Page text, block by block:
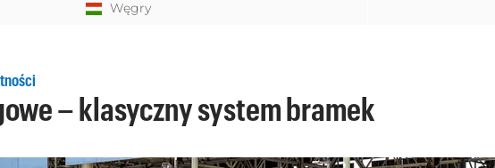
Węgry
– klasyczny system bramek